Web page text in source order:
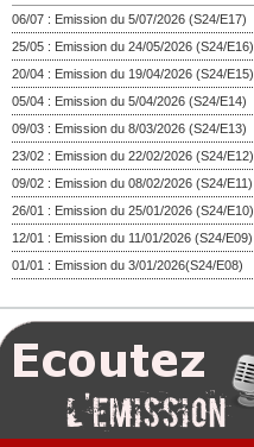
06/07 : Emission du 5/07/2026 (S24/E17)
25/05 : Emission du 24/05/2026 (S24/E16)
20/04 : Emission du 19/04/2026 (S24/E15)
05/04 : Emission du 5/04/2026 (S24/E14)
09/03 : Emission du 8/03/2026 (S24/E13)
23/02 : Emission du 22/02/2026 (S24/E12)
09/02 : Emission du 08/02/2026 (S24/E11)
26/01 : Emission du 25/01/2026 (S24/E10)
12/01 : Emission du 11/01/2026 (S24/E09)
01/01 : Emission du 3/01/2026(S24/E08)